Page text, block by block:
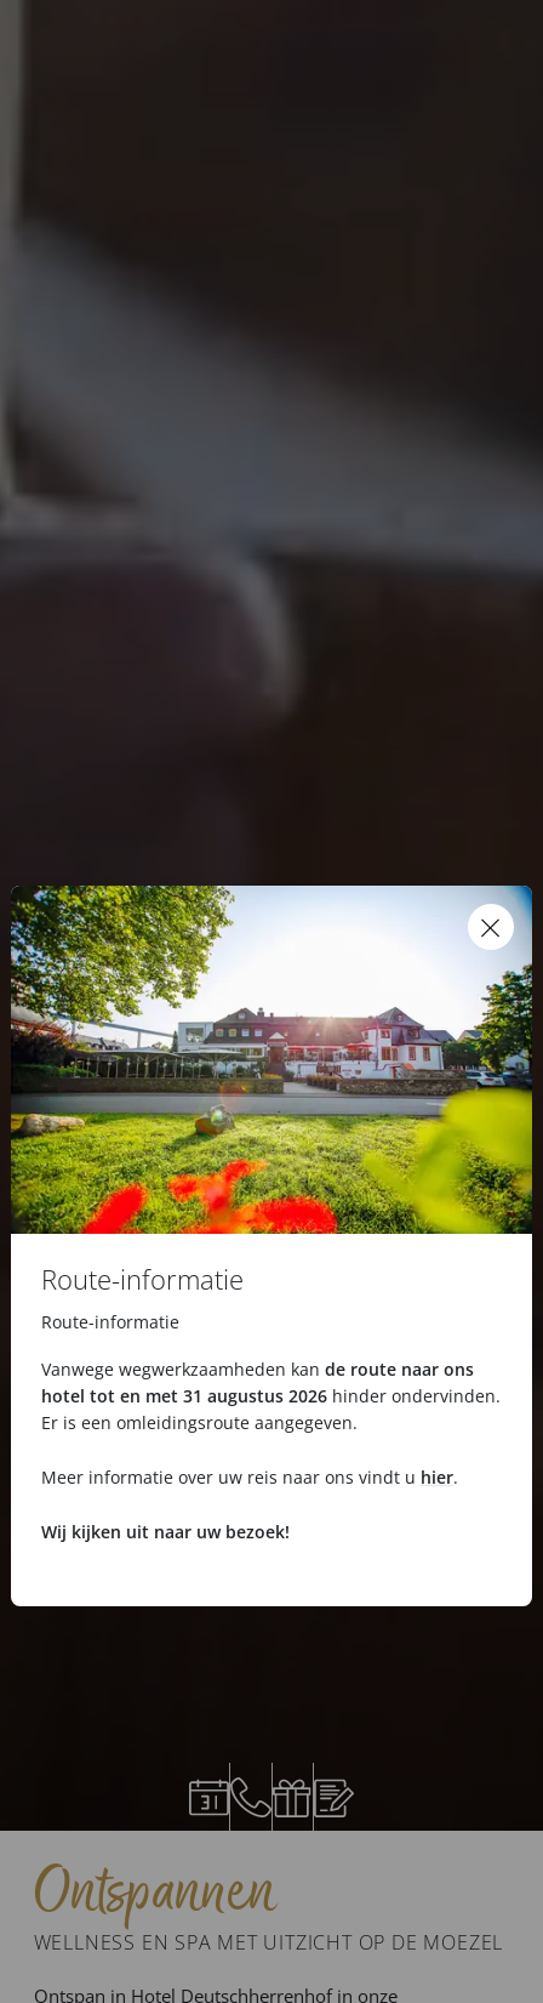
WELLNESS EN SPA MET UITZICHT OP DE MOEZEL
Ontspannen
Ontspan in Hotel Deutschherrenhof in onze
Route-informatie
Route-informatie
Vanwege wegwerkzaamheden kan de route naar ons
hotel tot en met 31 augustus 2026hinder ondervinden.
Er is een omleidingsroute aangegeven.
Meer informatie over uw reis naar ons vindt u hier.
Wij kijken uit naar uw bezoek!